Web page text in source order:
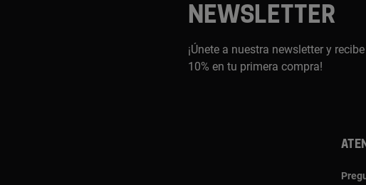
NEWSLETTER
¡Únete a nuestra newsletter y
10% en tu primera compra!